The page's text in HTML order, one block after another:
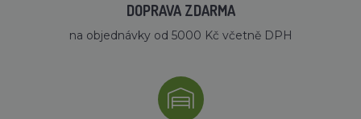
DOPRAVA ZDARMA
na objednávky od 5000 Kč včetně DPH